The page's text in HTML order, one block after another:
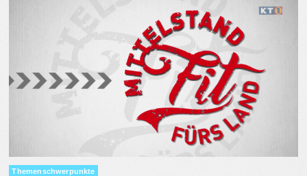
Themenschwerpunkte